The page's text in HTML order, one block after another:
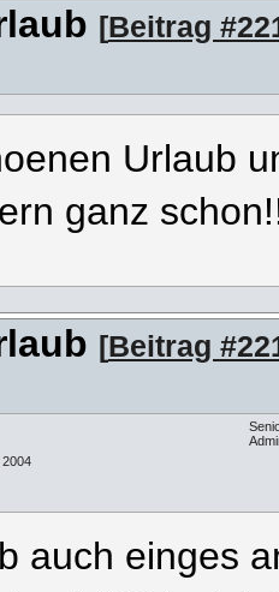
[Beitrag
Urlaub
ganz
[Beitrag
auch einges